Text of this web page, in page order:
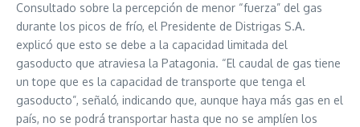
Consultado sobre la percepción de menor “fuerza” del gas
durante los picos de frío, el Presidente de Distrigas S.A.
explicó que esto se debe a la capacidad limitada del
gasoducto que atraviesa la Patagonia. “El caudal de gas tiene
un tope que es la capacidad de transporte que tenga el
gasoducto”, señaló, indicando que, aunque haya más gas en el
país, no se podrá transportar hasta que no se amplíen los